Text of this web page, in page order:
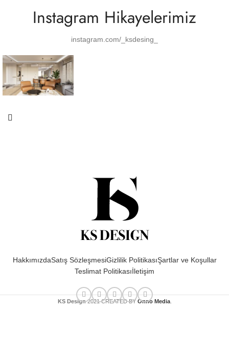
Instagram Hikayelerimiz
instagram.com/_ksdesing_
HakkımızdaSatış SözleşmesiGizlilik PolitikasıŞartlar ve Koşullar
Teslimat Politikasıİletişim
KS Design 2021 CREATED BY Onno Media.